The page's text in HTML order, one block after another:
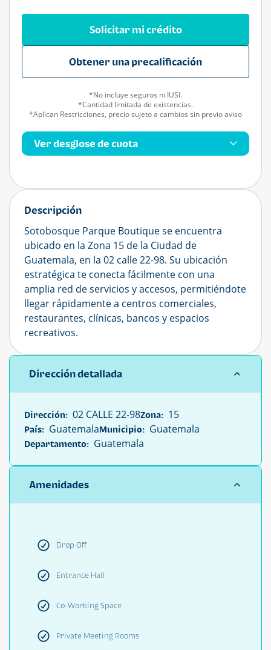
Descripción
Sotobosque Parque Boutique se encuentra
ubicado en la Zona 15 de la Ciudad de
Guatemala, en la 02 calle 22-98. Su ubicación
estratégica te conecta fácilmente con una
amplia red de servicios y accesos, permitiéndote
llegar rápidamente a centros comerciales,
restaurantes, clínicas, bancos y espacios
recreativos.
Dirección detallada
Dirección: 02 CALLE 22-98Zona: 15
País: GuatemalaMunicipio: Guatemala
Departamento: Guatemala
Amenidades
Drop Off
Entrance Hall
Co-Working Space
Private Meeting Rooms
Ver desglose de cuota
Solicitar mi crédito
Obtener una precalificación
*No incluye seguros ni IUSI.
*Cantidad limitada de existencias.
*Aplican Restricciones, precio sujeto a cambios sin previo aviso